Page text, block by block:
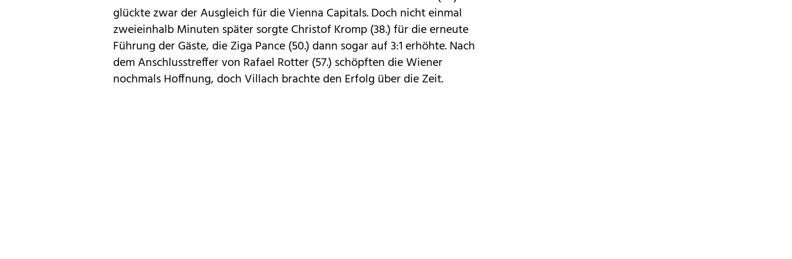
glückte zwar der Ausgleich für die Vienna Capitals. Doch nicht einmal
zweieinhalb Minuten später sorgte Christof Kromp (38.) für die erneute
Führung der Gäste, die Ziga Pance (50.) dann sogar auf 3:1 erhöhte. Nach
dem Anschlusstreffer von Rafael Rotter (57.) schöpften die Wiener
nochmals Hoffnung, doch Villach brachte den Erfolg über die Zeit.